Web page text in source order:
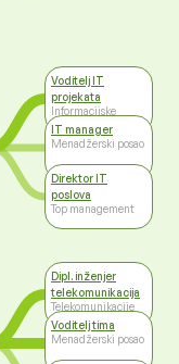
Voditelj IT
projekata
Informacijske
tehnologije
IT manager
Menadžerski posao
Direktor IT
poslova
Top management
Dipl. inženjer
telekomunikacija
Telekomunikacije
Voditelj tima
Menadžerski posao